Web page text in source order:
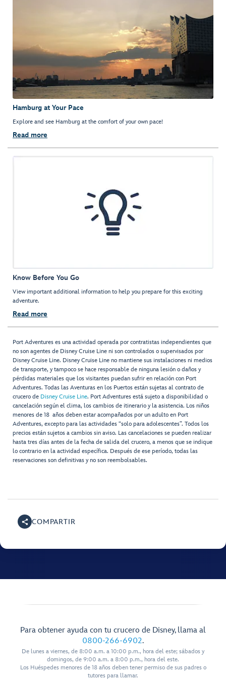
Hamburg at Your Pace
Explore and see Hamburg at the comfort of your own pace!
Read more
Know Before You Go
View important additional information to help you prepare for this exciting
adventure.
Read more
Port Adventures es una actividad operada por contratistas independientes que
no son agentes de Disney Cruise Line ni son controlados o supervisados por
Disney Cruise Line. Disney Cruise Line no mantiene sus instalaciones ni medios
de transporte, y tampoco se hace responsable de ninguna lesión o daños y
pérdidas materiales que los visitantes puedan sufrir en relación con Port
Adventures. Todas las Aventuras en los Puertos están sujetas al contrato de
crucero de Disney Cruise Line. Port Adventures está sujeto a disponibilidad o
cancelación según el clima, los cambios de itinerario y la asistencia. Los niños
menores de 18 años deben estar acompañados por un adulto en Port
Adventures, excepto para las actividades “solo para adolescentes”. Todos los
precios están sujetos a cambios sin aviso. Las cancelaciones se pueden realizar
hasta tres días antes de la fecha de salida del crucero, a menos que se indique
lo contrario en la actividad específica. Después de ese período, todas las
reservaciones son definitivas y no son reembolsables.
COMPARTIR
Para obtener ayuda con tu crucero de Disney, llama al
0800-266-6902.
De lunes a viernes, de 8:00 a.m. a 10:00 p.m., hora del este; sábados y
domingos, de 9:00 a.m. a 8:00 p.m., hora del este.
Los Huéspedes menores de 18 años deben tener permiso de sus padres o
tutores para llamar.